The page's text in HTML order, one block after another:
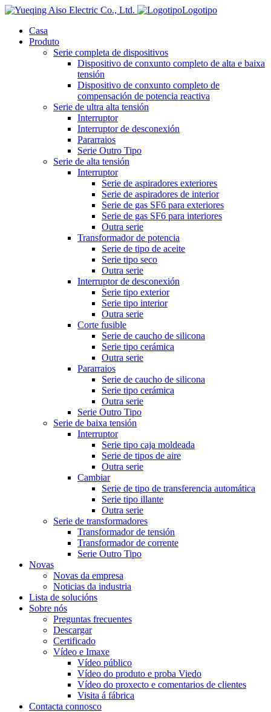
Logotipo
Casa
Produto
Serie completa de dispositivos
Dispositivo de conxunto completo de alta e baixa
tensión
Dispositivo de conxunto completo de
compensación de potencia reactiva
Serie de ultra alta tensión
Interruptor
Interruptor de desconexión
Pararraios
Serie Outro Tipo
Serie de alta tensión
Interruptor
Serie de aspiradores exteriores
Serie de aspiradores de interior
Serie de gas SF6 para exteriores
Serie de gas SF6 para interiores
Outra serie
Transformador de potencia
Serie de tipo de aceite
Serie tipo seco
Outra serie
Interruptor de desconexión
Serie tipo exterior
Serie tipo interior
Outra serie
Corte fusible
Serie de caucho de silicona
Serie tipo cerámica
Outra serie
Pararraios
Serie de caucho de silicona
Serie tipo cerámica
Outra serie
Serie Outro Tipo
Serie de baixa tensión
Interruptor
Serie tipo caja moldeada
Serie de tipos de aire
Outra serie
Cambiar
Serie de tipo de transferencia automática
Serie tipo illante
Outra serie
Serie de transformadores
Transformador de tensión
Transformador de corrente
Serie Outro Tipo
Novas
Novas da empresa
Noticias da industria
Lista de solucións
Sobre nós
Preguntas frecuentes
Descargar
Certificado
Vídeo e Imaxe
Vídeo público
Vídeo do produto e proba Viedo
Vídeo do proxecto e comentarios de clientes
Visita á fábrica
Contacta connosco